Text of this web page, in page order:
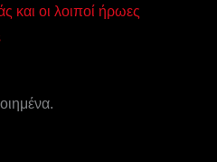
και οι λοιποί ήρωες